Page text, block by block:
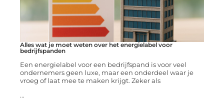
Alles wat je moet weten over het energielabel voor
bedrijfspanden
Een energielabel voor een bedrijfspand is voor veel
ondernemers geen luxe, maar een onderdeel waar je
vroeg of laat mee te maken krijgt. Zeker als
...